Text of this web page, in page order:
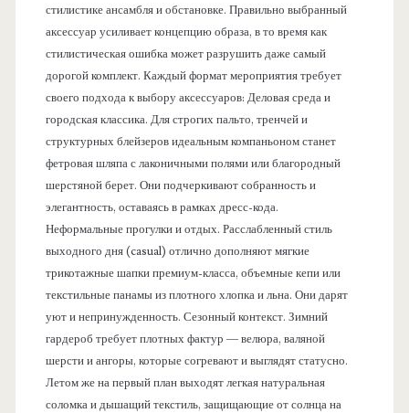
стилистике ансамбля и обстановке. Правильно выбранный
аксессуар усиливает концепцию образа, в то время как
стилистическая ошибка может разрушить даже самый
дорогой комплект. Каждый формат мероприятия требует
своего подхода к выбору аксессуаров: Деловая среда и
городская классика. Для строгих пальто, тренчей и
структурных блейзеров идеальным компаньоном станет
фетровая шляпа с лаконичными полями или благородный
шерстяной берет. Они подчеркивают собранность и
элегантность, оставаясь в рамках дресс-кода.
Неформальные прогулки и отдых. Расслабленный стиль
выходного дня (casual) отлично дополняют мягкие
трикотажные шапки премиум-класса, объемные кепи или
текстильные панамы из плотного хлопка и льна. Они дарят
уют и непринужденность. Сезонный контекст. Зимний
гардероб требует плотных фактур — велюра, валяной
шерсти и ангоры, которые согревают и выглядят статусно.
Летом же на первый план выходят легкая натуральная
соломка и дышащий текстиль, защищающие от солнца на